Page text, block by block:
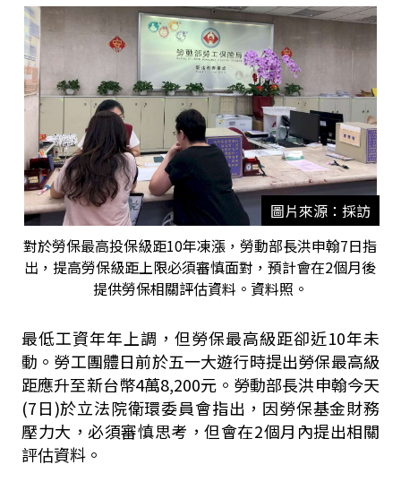
圖片來源：採訪
對於勞保最高投保級距10年凍漲，勞動部長洪申翰7日指
出，提高勞保級距上限必須審慎面對，預計會在2個月後
提供勞保相關評估資料。資料照。
最低工資年年上調，但勞保最高級距卻近10年未
動。勞工團體日前於五一大遊行時提出勞保最高級
距應升至新台幣4萬8,200元。勞動部長洪申翰今天
(7日)於立法院衛環委員會指出，因勞保基金財務
壓力大，必須審慎思考，但會在2個月內提出相關
評估資料。